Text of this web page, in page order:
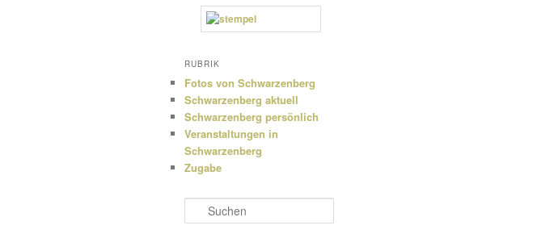
RUBRIK
Fotos von Schwarzenberg
Schwarzenberg aktuell
Schwarzenberg persönlich
Veranstaltungen in
Schwarzenberg
Zugabe
u